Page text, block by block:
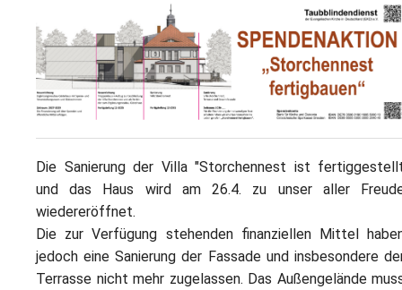
Dabeisein
Kontakt
Die Sanierung der Villa "Storchennest ist
und das Haus wird am 26.4. zu unser aller
wiedereröffnet.
Die zur Verfügung stehenden finanziellen Mittel
jedoch eine Sanierung der Fassade und insbesondere
Terrasse nicht mehr zugelassen. Das Außengelände